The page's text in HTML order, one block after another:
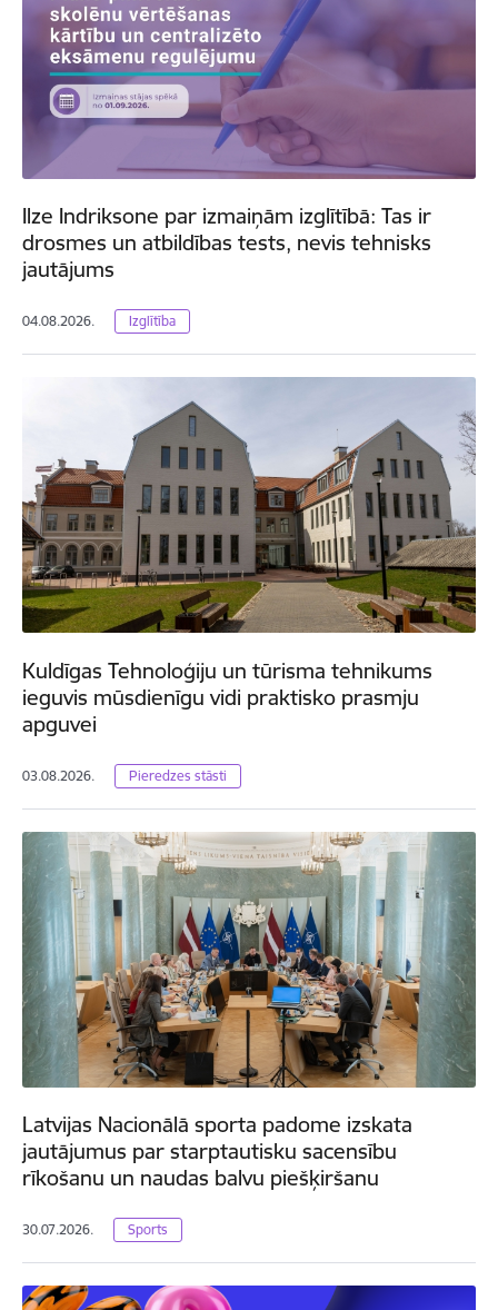
Ilze Indriksone par izmaiņām izglītībā: Tas ir
drosmes un atbildības tests, nevis tehnisks
jautājums
04.08.2026. Izglītība
Kuldīgas Tehnoloģiju un tūrisma tehnikums
ieguvis mūsdienīgu vidi praktisko prasmju
apguvei
03.08.2026. Pieredzes stāsti
Latvijas Nacionālā sporta padome izskata
jautājumus par starptautisku sacensību
rīkošanu un naudas balvu piešķiršanu
30.07.2026. Sports